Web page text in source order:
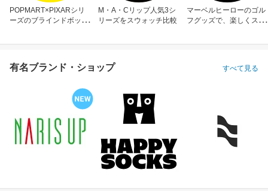
POPMART×PIXARシリ
ーズのブラインドボック
M・A・Cリップ人気3シ
リーズをスウォッチ比較
マーベルヒーローのゴル
フグッズで、楽しくスコ
有名ブランド・ショップ すべて見る